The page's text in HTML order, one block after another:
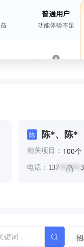
陈 陈*、陈*
相关项目： 100个
电话： 137 ******